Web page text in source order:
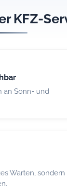
KFZ-
an Sonn- und
Warten, sondern